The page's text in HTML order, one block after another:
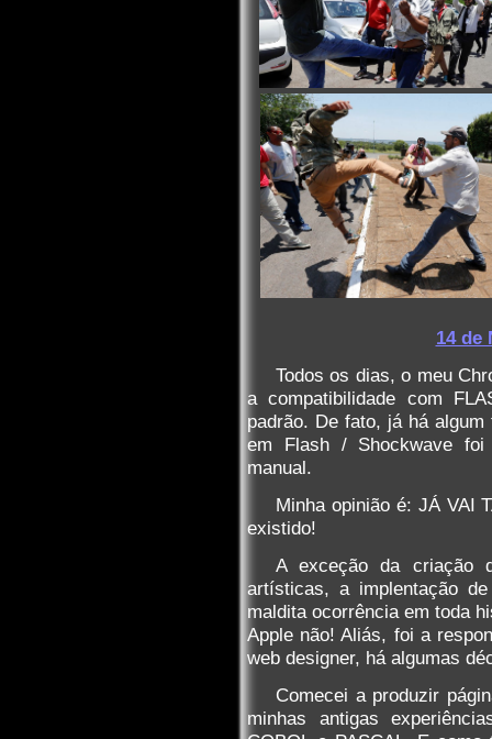
14 de
Todos os dias, o meu
a compatibilidade com
padrão. De fato, já há
em Flash / Shockwave foi
manual.
Minha opinião é: JÁ VAI
existido!
A exceção da criação
artísticas, a implentação
maldita ocorrência em toda
Apple não! Aliás, foi a
web designer, há algumas
Comecei a produzir
minhas antigas